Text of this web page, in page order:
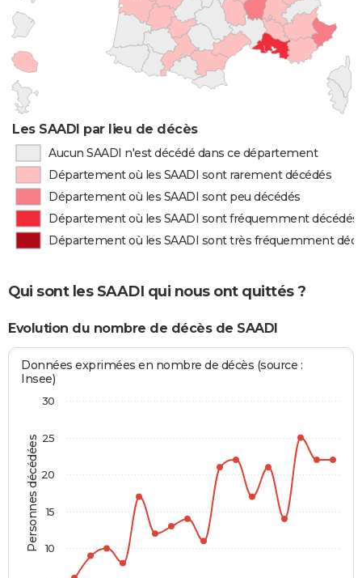
Les SAADI par lieu de décès
Aucun SAADI n'est décédé dans ce département
Département où les SAADI sont rarement décédés
Département où les SAADI sont peu décédés
Département où les SAADI sont fréquemment décédés
Département où les SAADI sont très fréquemment
Qui sont les SAADI qui nous ont quittés ?
Evolution du nombre de décès de SAADI
Personnes décédées
Données exprimées en nombre de décès (source :
Insee)
10
15
20
25
30